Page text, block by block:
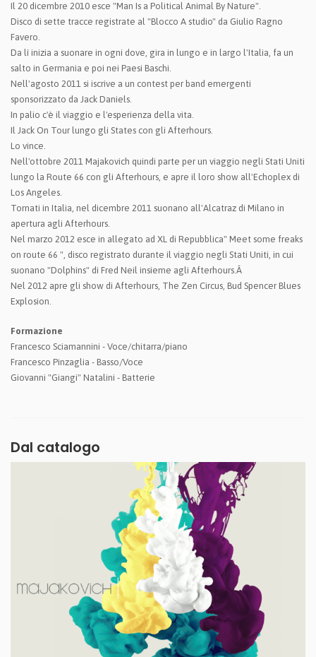
Il 20 dicembre 2010 esce "Man Is a Political Animal By Nature".
Disco di sette tracce registrate al "Blocco A studio" da Giulio Ragno
Favero.
Da lì inizia a suonare in ogni dove, gira in lungo e in largo l'Italia, fa un
salto in Germania e poi nei Paesi Baschi.
Nell'agosto 2011 si iscrive a un contest per band emergenti
sponsorizzato da Jack Daniels.
In palio c'è il viaggio e l'esperienza della vita.
Il Jack On Tour lungo gli States con gli Afterhours.
Lo vince.
Nell'ottobre 2011 Majakovich quindi parte per un viaggio negli Stati Uniti
lungo la Route 66 con gli Afterhours, e apre il loro show all'Echoplex di
Los Angeles.
Tornati in Italia, nel dicembre 2011 suonano all'Alcatraz di Milano in
apertura agli Afterhours.
Nel marzo 2012 esce in allegato ad XL di Repubblica" Meet some freaks
on route 66 ", disco registrato durante il viaggio negli Stati Uniti, in cui
suonano "Dolphins" di Fred Neil insieme agli Afterhours.Â
Nel 2012 apre gli show di Afterhours, The Zen Circus, Bud Spencer Blues
Explosion.
Formazione
Francesco Sciamannini - Voce/chitarra/piano
Francesco Pinzaglia - Basso/Voce
Giovanni "Giangi" Natalini - Batterie
Dal catalogo